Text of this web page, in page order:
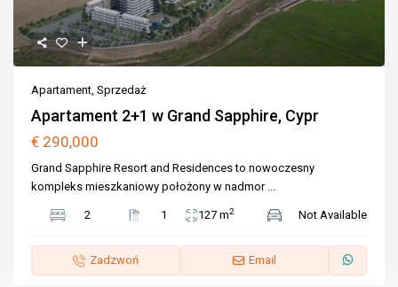
Apartament,Sprzedaż
Apartament 2+1 w Grand Sapphire, Cypr
€ 290,000
Grand Sapphire Resort and Residences to nowoczesny
kompleks mieszkaniowy położony w nadmor ...
2 1 127 m2 Not Available
Zadzwoń Email